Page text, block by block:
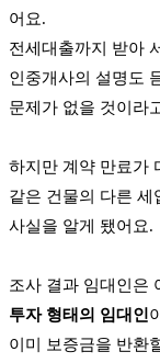
어요.
전세대출까지 받아
인중개사의 설명도
문제가 없을 것이라
하지만 계약 만료가
같은 건물의 다른 세
사실을 알게 됐어요.
조사 결과 임대인은
투자 형태의 임대인
이미 보증금을 반환